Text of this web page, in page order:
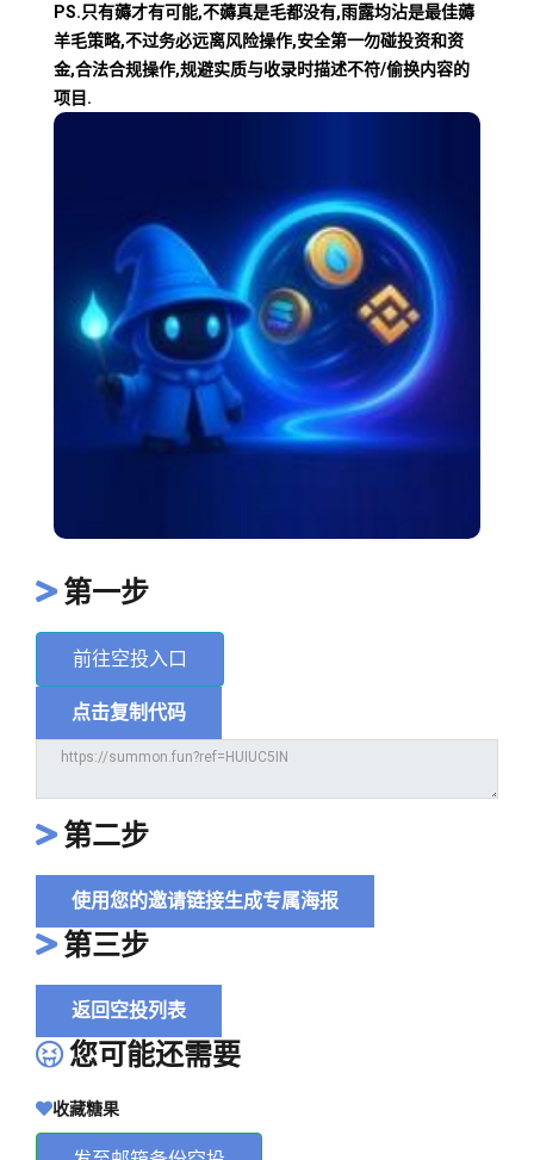
PS.只有薅才有可能,不薅真是毛都没有,雨露均沾是最佳薅
羊毛策略,不过务必远离风险操作,安全第一勿碰投资和资
金,合法合规操作,规避实质与收录时描述不符/偷换内容的
项目.
第一步
前往空投入口
点击复制代码
第二步
使用您的邀请链接生成专属海报
第三步
返回空投列表
您可能还需要
收藏糖果